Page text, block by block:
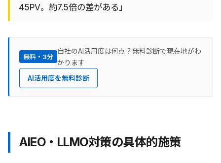
45PV。約7.5倍の差がある」
無料・3分
自社のAI活用度は何点？無料診断で現在地がわ
かります
AI活用度を無料診断
AIEO・LLMO対策の具体的施策